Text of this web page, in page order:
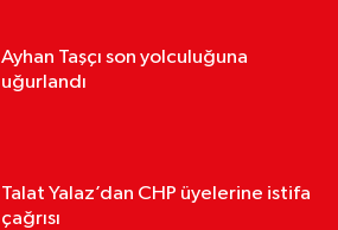
Ayhan Taşçı son yolculuğuna
uğurlandı
Talat Yalaz’dan CHP üyelerine istifa
çağrısı